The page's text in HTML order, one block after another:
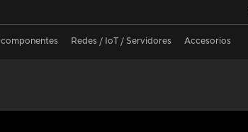
Redes / IoT / Servidores Accesorios